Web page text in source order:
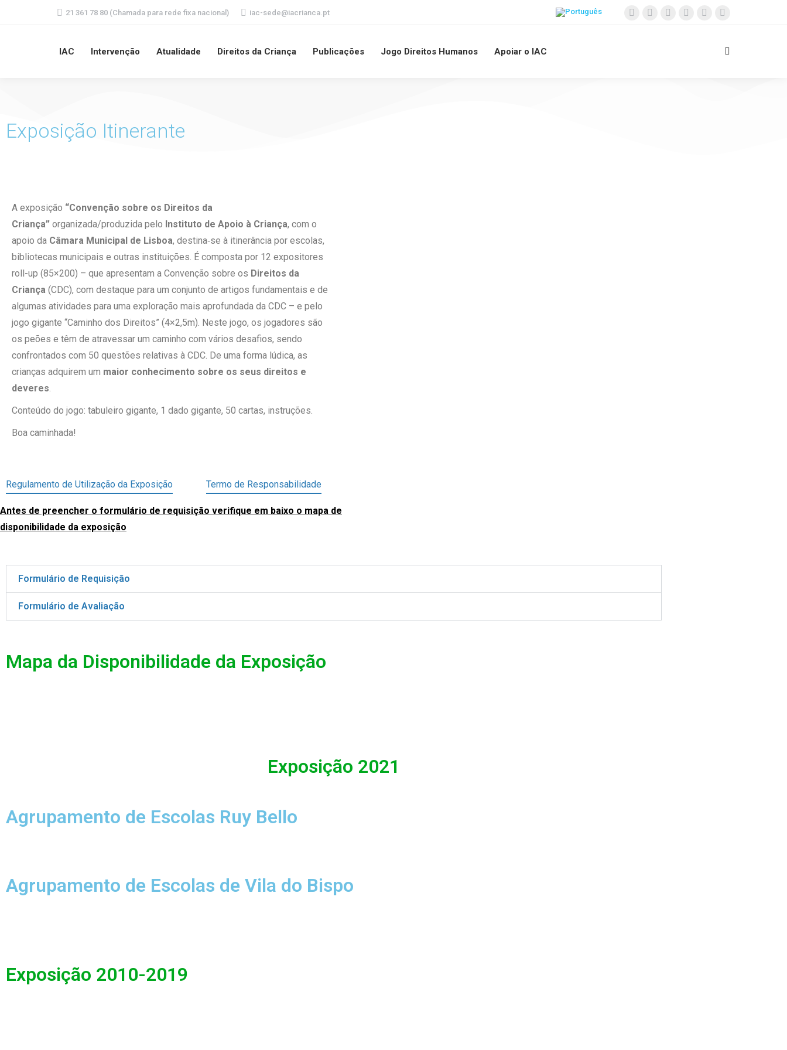
21 361 78 80 (Chamada para rede fixa nacional) iac-sede@iacrianca.pt
IAC Intervenção Atualidade Direitos da Criança Publicações Jogo Direitos Humanos Apoiar o IAC
Exposição Itinerante
A exposição “Convenção sobre os Direitos da
Criança” organizada/produzida pelo Instituto de Apoio à Criança, com o
apoio da Câmara Municipal de Lisboa, destina‐se à itinerância por escolas,
bibliotecas municipais e outras instituições. É composta por 12 expositores
roll-up (85×200) – que apresentam a Convenção sobre os Direitos da
Criança (CDC), com destaque para um conjunto de artigos fundamentais e de
algumas atividades para uma exploração mais aprofundada da CDC – e pelo
jogo gigante “Caminho dos Direitos” (4×2,5m). Neste jogo, os jogadores são
os peões e têm de atravessar um caminho com vários desafios, sendo
confrontados com 50 questões relativas à CDC. De uma forma lúdica, as
crianças adquirem um maior conhecimento sobre os seus direitos e
deveres.
Conteúdo do jogo: tabuleiro gigante, 1 dado gigante, 50 cartas, instruções.
Boa caminhada!
Regulamento de Utilização da Exposição Termo de Responsabilidade
Antes de preencher o formulário de requisição verifique em baixo o mapa de
disponibilidade da exposição
Formulário de Requisição
Formulário de Avaliação
Mapa da Disponibilidade da Exposição
Exposição 2021
Agrupamento de Escolas Ruy Bello
Agrupamento de Escolas de Vila do Bispo
Exposição 2010-2019